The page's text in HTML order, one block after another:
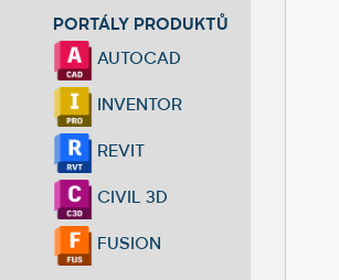
PORTÁLY PRODUKTŮ
AUTOCAD
INVENTOR
REVIT
CIVIL 3D
FUSION